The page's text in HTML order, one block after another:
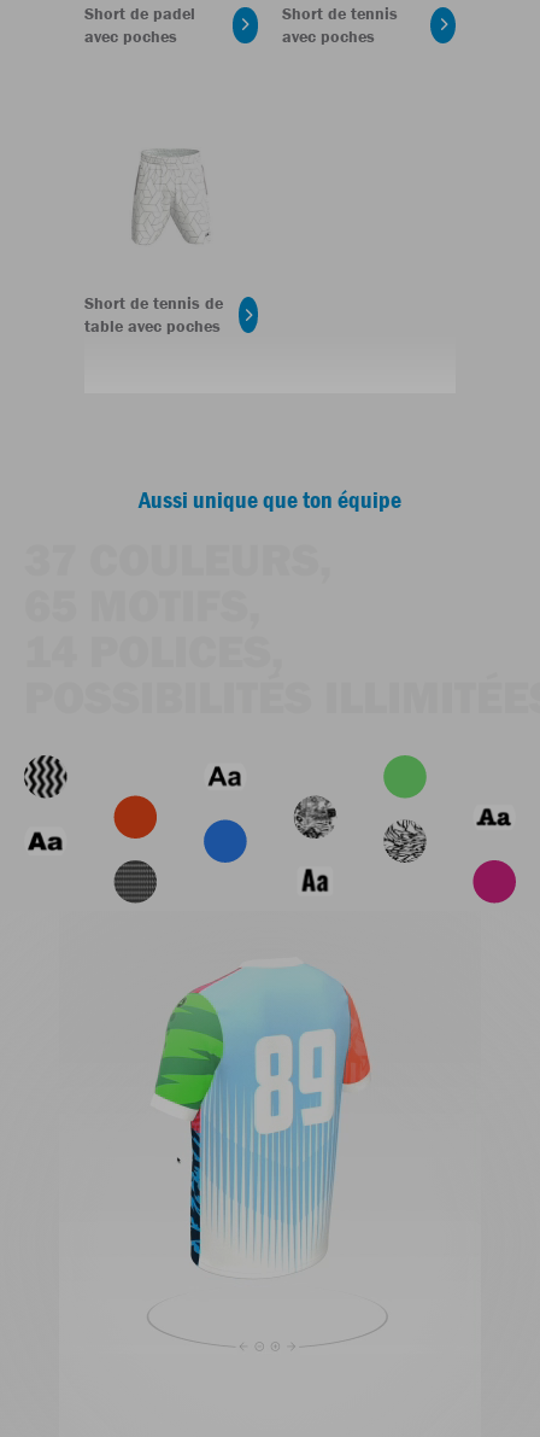
Short de padel
avec poches
Short de tennis
avec poches
Short de tennis de
table avec poches
Aussi unique que ton équipe